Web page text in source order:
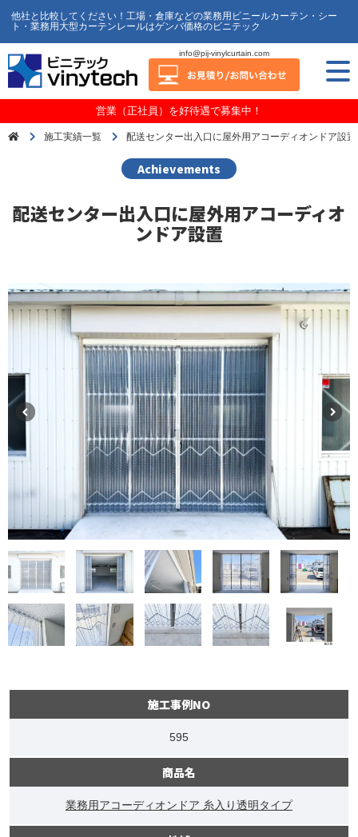
他社と比較してください！工場・倉庫などの業務用ビニールカーテン・シー
ト・業務用大型カーテンレールはゲンバ価格のビニテック
info@pij-vinylcurtain.com
営業（正社員）を好待遇で募集中！
施工実績一覧 配送センター出入口に屋外用アコーディオンドア設置
Achievements
配送センター出入口に屋外用アコーディオ
ンドア設置
施工事例NO
595
商品名
業務用アコーディオンドア 糸入り透明タイプ